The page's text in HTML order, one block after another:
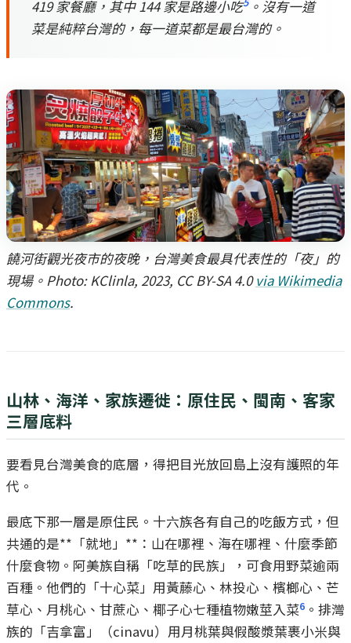
419 家餐廳，其中 144 家是路邊小吃 。沒有一道
菜是純粹台灣的，每一道菜都是最台灣的。
饒河街觀光夜市的夜晚，台灣美食最具代表性的「夜」的
現場。Photo: KClinla, 2023, CC BY-SA 4.0via Wikimedia
Commons.
山林、海洋、家族遷徙：原住民、閩南、客家
三層底料
要看見台灣美食的底層，得把目光放回島上沒有護照的年
代。
最底下那一層是原住民。十六族各有自己的吃飯方式，但
共通的是**「就地」**：山在哪裡、海在哪裡、什麼季節
什麼食物。阿美族自稱「吃草的民族」，可食用野菜逾兩
百種。他們的「十心菜」用黃藤心、林投心、檳榔心、芒
草心、月桃心、甘蔗心、椰子心七種植物嫩莖入菜6 。排灣
族的「吉拿富」（cinavu）用月桃葉與假酸漿葉裹小米與